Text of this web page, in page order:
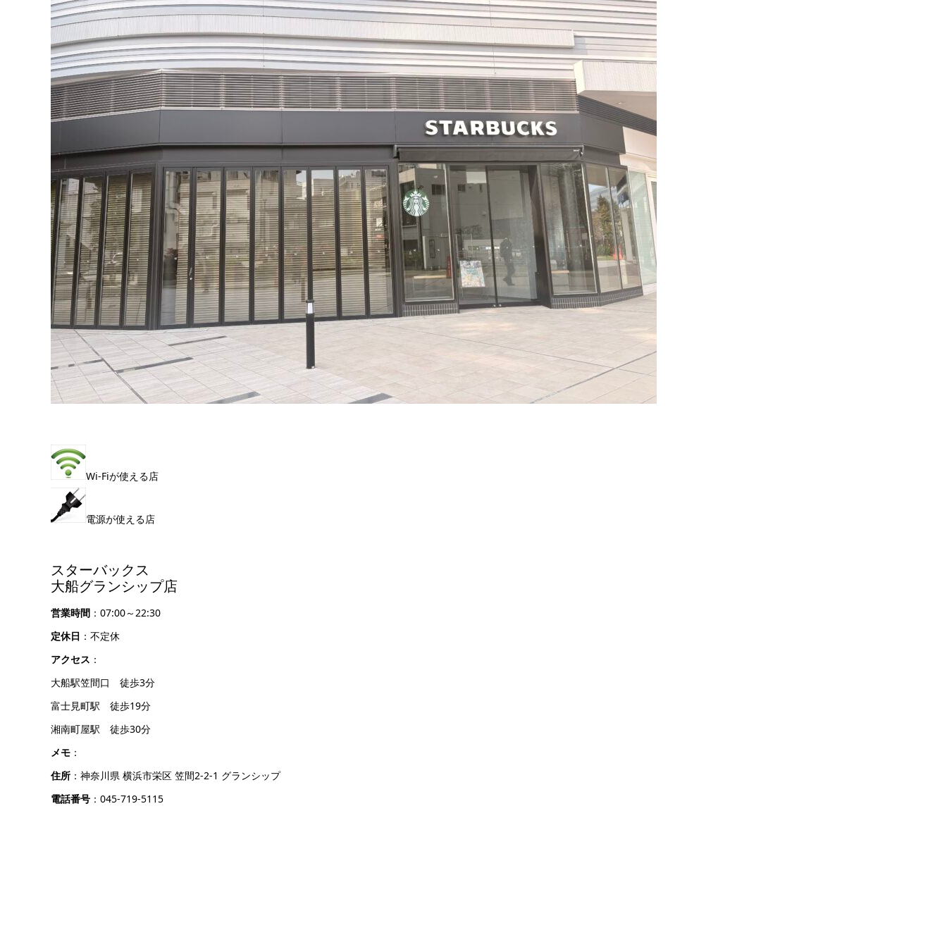
Wi-Fiが使える店
電源が使える店
スターバックス
大船グランシップ店
営業時間 ：07:00～22:30
定休日 ：不定休
アクセス ：
大船駅笠間口 徒歩3分
富士見町駅 徒歩19分
湘南町屋駅 徒歩30分
メモ ：
住所 ：神奈川県 横浜市栄区 笠間2-2-1 グランシップ
電話番号 ：045-719-5115